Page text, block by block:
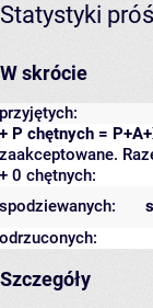
Statystyki
W skrócie
przyjętych:
+ P chętnych =
zaakceptowane.
+ 0 chętnych:
spodziewanych:
odrzuconych:
Szczegóły